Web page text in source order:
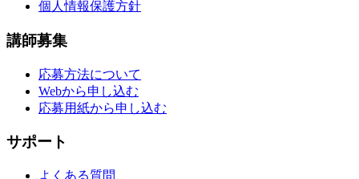
個人情報保護方針
講師募集
応募方法について
Webから申し込む
応募用紙から申し込む
サポート
よくある質問